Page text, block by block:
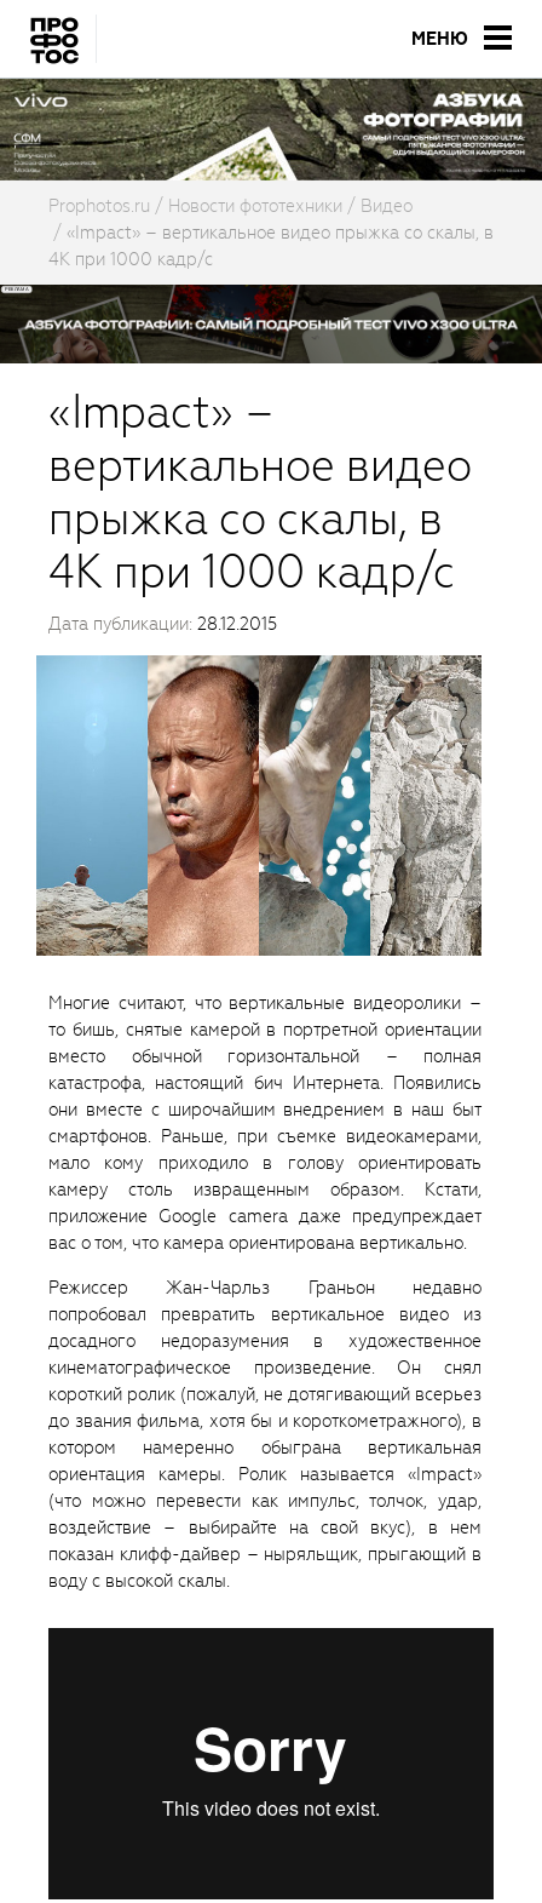
МЕНЮ
Prophotos.ru Новости фототехники
Видео
«Impact» – вертикальное видео прыжка со скалы, в
4К при 1000 кадр/с
«Impact» –
вертикальное видео
прыжка со скалы, в
4К при 1000 кадр/с
Дата публикации: 28.12.2015
Многие считают, что вертикальные видеоролики –
то бишь, снятые камерой в портретной ориентации
вместо обычной горизонтальной – полная
катастрофа, настоящий бич Интернета. Появились
они вместе с широчайшим внедрением в наш быт
смартфонов. Раньше, при съемке видеокамерами,
мало кому приходило в голову ориентировать
камеру столь извращенным образом. Кстати,
приложение Google camera даже предупреждает
вас о том, что камера ориентирована вертикально.
Режиссер Жан-Чарльз Граньон недавно
попробовал превратить вертикальное видео из
досадного недоразумения в художественное
кинематографическое произведение. Он снял
короткий ролик (пожалуй, не дотягивающий всерьез
до звания фильма, хотя бы и короткометражного), в
котором намеренно обыграна вертикальная
ориентация камеры. Ролик называется «Impact»
(что можно перевести как импульс, толчок, удар,
воздействие – выбирайте на свой вкус), в нем
показан клифф-дайвер – ныряльщик, прыгающий в
воду с высокой скалы.